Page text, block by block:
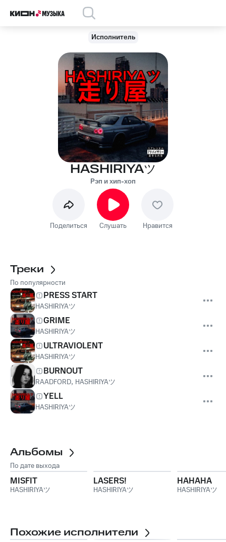
Исполнитель
HASHIRIYAツ
Рэп и хип-хоп
Поделиться Слушать Нравится
Треки
По популярности
PRESS START
HASHIRIYAツ
GRIME
HASHIRIYAツ
ULTRAVIOLENT
HASHIRIYAツ
BURNOUT
RAADFORD, HASHIRIYAツ
YELL
HASHIRIYAツ
Альбомы
По дате выхода
MISFIT
HASHIRIYAツ
LASERS!
HASHIRIYAツ
HAHAHA
HASHIRIYAツ
Похожие исполнители